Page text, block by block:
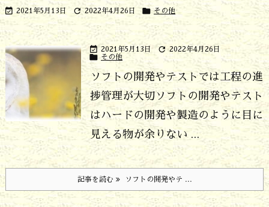
 2021年5月13日  2022年4月26日  その他
 2021年5月13日  2022年4月26日
 その他
ソフトの開発やテストでは工程の進
捗管理が大切ソフトの開発やテスト
はハードの開発や製造のように目に
見える物が余りない ...
記事を読む ソフトの開発やテ ...